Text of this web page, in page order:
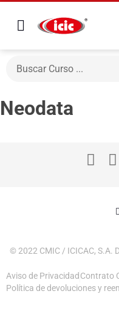
Neodata
© 2022 CMIC / ICICAC, S.A.
Aviso de Privacidad Contrato
Política de devoluciones y